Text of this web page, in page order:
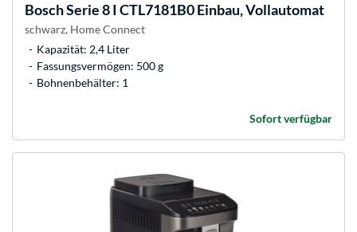
BoschSerie 8 I CTL7181B0 Einbau, Vollautomat
schwarz, Home Connect
Kapazität: 2,4 Liter
Fassungsvermögen: 500 g
Bohnenbehälter: 1
Sofort verfügbar